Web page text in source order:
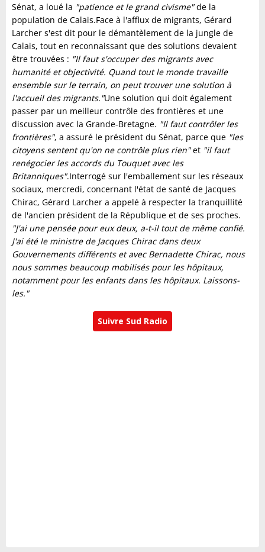
Sénat, a loué la "patience et le grand civisme"de la
population de Calais.Face à l'afflux de migrants, Gérard
Larcher s'est dit pour le démantèlement de la jungle de
Calais, tout en reconnaissant que des solutions devaient
être trouvées : "Il faut s'occuper des migrants avec
humanité et objectivité. Quand tout le monde travaille
ensemble sur le terrain, on peut trouver une solution à
l'accueil des migrants."Une solution qui doit également
passer par un meilleur contrôle des frontières et une
discussion avec la Grande-Bretagne. "Il faut contrôler les
frontières", a assuré le président du Sénat, parce que "les
citoyens sentent qu'on ne contrôle plus rien"et "il faut
renégocier les accords du Touquet avec les
Britanniques".Interrogé sur l'emballement sur les réseaux
sociaux, mercredi, concernant l'état de santé de Jacques
Chirac, Gérard Larcher a appelé à respecter la tranquillité
de l'ancien président de la République et de ses proches.
"J'ai une pensée pour eux deux, a-t-il tout de même confié.
J'ai été le ministre de Jacques Chirac dans deux
Gouvernements différents et avec Bernadette Chirac, nous
nous sommes beaucoup mobilisés pour les hôpitaux,
notamment pour les enfants dans les hôpitaux. Laissons-
les."
Suivre Sud Radio